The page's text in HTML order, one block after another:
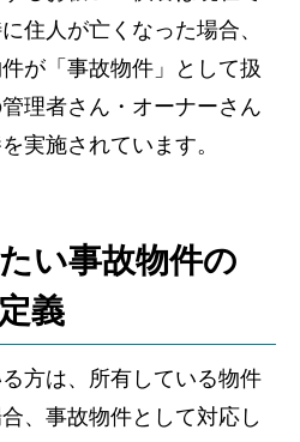
住人が亡くなった場合、
が「事故物件」として扱
理者さん・オーナーさん
実施されています。
い事故物件の
定義
方は、所有している物件
、事故物件として対応し